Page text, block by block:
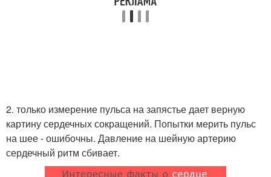
2. только измерение пульса на запястье дает верную
картину сердечных сокращений. Попытки мерить пульс
на шее - ошибочны. Давление на шейную артерию
сердечный ритм сбивает.